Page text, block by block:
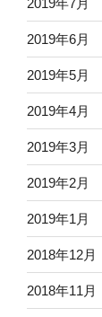
2019年6月
2019年5月
2019年4月
2019年3月
2019年2月
2019年1月
2018年12月
2018年11月